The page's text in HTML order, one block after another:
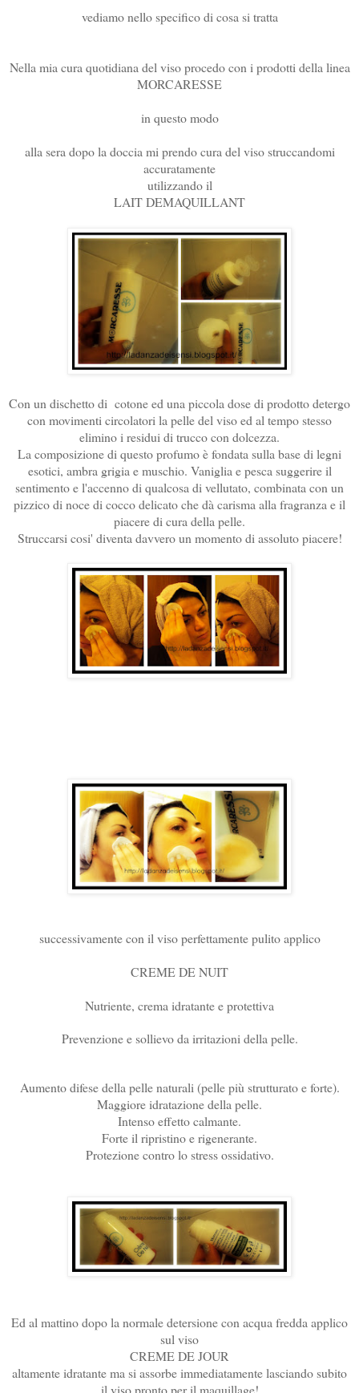
vediamo nello specifico di cosa si tratta
Nella mia cura quotidiana del viso procedo con i prodotti della linea
MORCARESSE
in questo modo
alla sera dopo la doccia mi prendo cura del viso struccandomi
accuratamente
utilizzando il
LAIT DEMAQUILLANT
Con un dischetto di cotone ed una piccola dose di prodotto detergo
con movimenti circolatori la pelle del viso ed al tempo stesso
elimino i residui di trucco con dolcezza.
La composizione di questo profumo è fondata sulla base di legni
esotici, ambra grigia e muschio. Vaniglia e pesca suggerire il
sentimento e l'accenno di qualcosa di vellutato, combinata con un
pizzico di noce di cocco delicato che dà carisma alla fragranza e il
piacere di cura della pelle.
Struccarsi cosi' diventa davvero un momento di assoluto piacere!
successivamente con il viso perfettamente pulito applico
CREME DE NUIT
Nutriente, crema idratante e protettiva
Prevenzione e sollievo da irritazioni della pelle.
Aumento difese della pelle naturali (pelle più strutturato e forte).
Maggiore idratazione della pelle.
Intenso effetto calmante.
Forte il ripristino e rigenerante.
Protezione contro lo stress ossidativo.
Ed al mattino dopo la normale detersione con acqua fredda applico
sul viso
CREME DE JOUR
altamente idratante ma si assorbe immediatamente lasciando subito
il viso pronto per il maquillage!